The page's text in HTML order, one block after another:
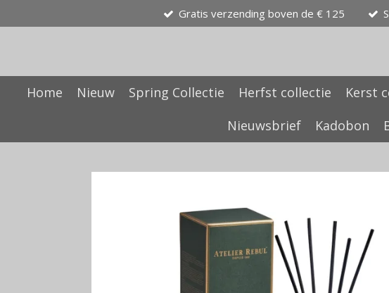
direct
hoofdinhoud
Gratis verzending boven de € 125
Home Nieuw Spring Collectie Herfst collectie Kerst
Nieuwsbrief
Kadobon